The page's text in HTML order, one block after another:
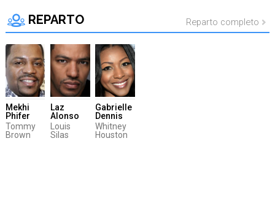
REPARTO Reparto completo
Mekhi
Phifer
Tommy
Brown
Laz
Alonso
Louis
Silas
Gabrielle
Dennis
Whitney
Houston